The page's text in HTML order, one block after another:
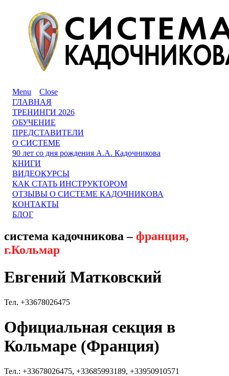
Menu
Close
ГЛАВНАЯ
ТРЕНИНГИ 2026
ОБУЧЕНИЕ
ПРЕДСТАВИТЕЛИ
О СИСТЕМЕ
90 лет со дня рождения А.А. Кадочникова
КНИГИ
ВИДЕОКУРСЫ
КАК СТАТЬ ИНСТРУКТОРОМ
ОТЗЫВЫ О СИСТЕМЕ КАДОЧНИКОВА
КОНТАКТЫ
БЛОГ
система кадочникова –франция,
г.Кольмар
Евгений Матковский
Тел. +33678026475
Официальная секция в
Кольмаре (Франция)
Тел.: +33678026475, +33685993189, +33950910571